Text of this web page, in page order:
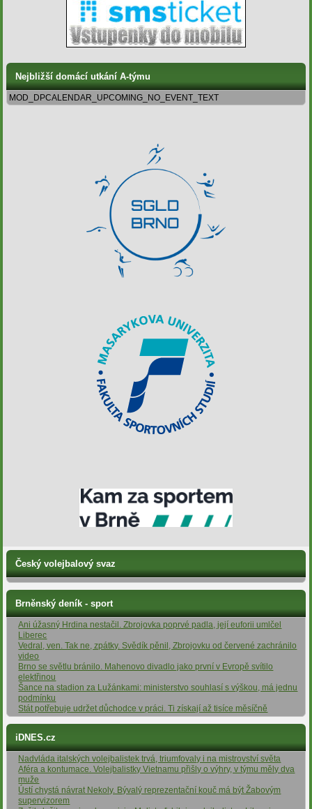
Nejbližší domácí utkání A-týmu
MOD_DPCALENDAR_UPCOMING_NO_EVENT_TEXT
Český volejbalový svaz
Brněnský deník - sport
Ani úžasný Hrdina nestačil. Zbrojovka poprvé padla, její euforii umlčel
Liberec
Vedral, ven. Tak ne, zpátky. Svědík pěnil, Zbrojovku od červené zachránilo
video
Brno se světlu bránilo. Mahenovo divadlo jako první v Evropě svítilo
elektřinou
Šance na stadion za Lužánkami: ministerstvo souhlasí s výškou, má jednu
podmínku
Stát potřebuje udržet důchodce v práci. Ti získají až tisíce měsíčně
iDNES.cz
Nadvláda italských volejbalistek trvá, triumfovaly i na mistrovství světa
Aféra a kontumace. Volejbalistky Vietnamu přišly o výhry, v týmu měly dva
muže
Ústí chystá návrat Nekoly. Bývalý reprezentační kouč má být Žabovým
supervizorem